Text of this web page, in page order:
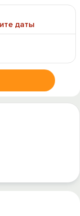
даты